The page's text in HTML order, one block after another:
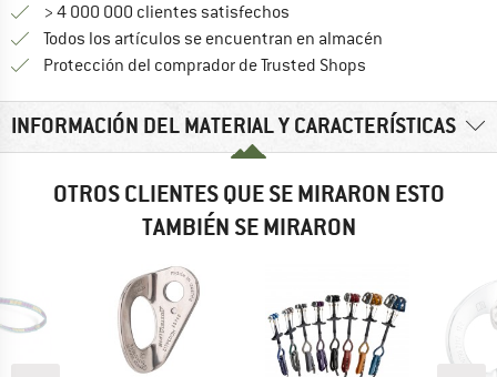
> 4 000 000 clientes satisfechos
Todos los artículos se encuentran en almacén
Protección del comprador de Trusted Shops
INFORMACIÓN DEL MATERIAL Y CARACTERÍSTICAS
OTROS CLIENTES QUE SE MIRARON ESTO
TAMBIÉN SE MIRARON